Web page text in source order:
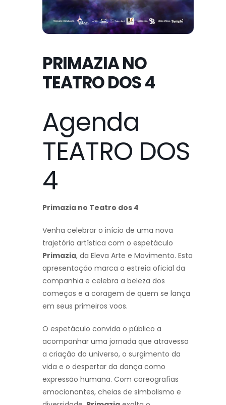
PRIMAZIA NO
TEATRO DOS 4
Agenda
TEATRO DOS
4
Primazia no Teatro dos 4
Venha celebrar o início de uma nova
trajetória artística com o espetáculo
Primazia, da Eleva Arte e Movimento. Esta
apresentação marca a estreia oficial da
companhia e celebra a beleza dos
começos e a coragem de quem se lança
em seus primeiros voos.
O espetáculo convida o público a
acompanhar uma jornada que atravessa
a criação do universo, o surgimento da
vida e o despertar da dança como
expressão humana. Com coreografias
emocionantes, cheias de simbolismo e